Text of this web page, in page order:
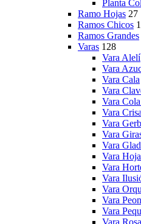
Planta
Ramo Hojas 27
Ramos Chicos
Ramos Grandes
Varas 128
Vara Alelí
Vara
Vara Cala
Vara
Vara
Vara
Vara
Vara
Vara
Vara
Vara
Vara
Vara
Vara
Vara
Vara Rosa